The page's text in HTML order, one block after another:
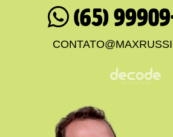
(65)